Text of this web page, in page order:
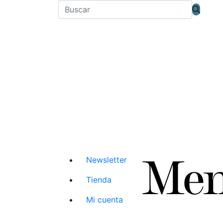
Newsletter
Tienda
Mi cuenta